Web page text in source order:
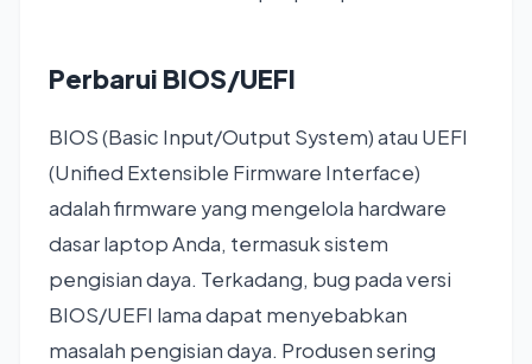
Perbarui BIOS/UEFI
BIOS (Basic Input/Output System) atau UEFI
(Unified Extensible Firmware Interface)
adalah firmware yang mengelola hardware
dasar laptop Anda, termasuk sistem
pengisian daya. Terkadang, bug pada versi
BIOS/UEFI lama dapat menyebabkan
masalah pengisian daya. Produsen sering